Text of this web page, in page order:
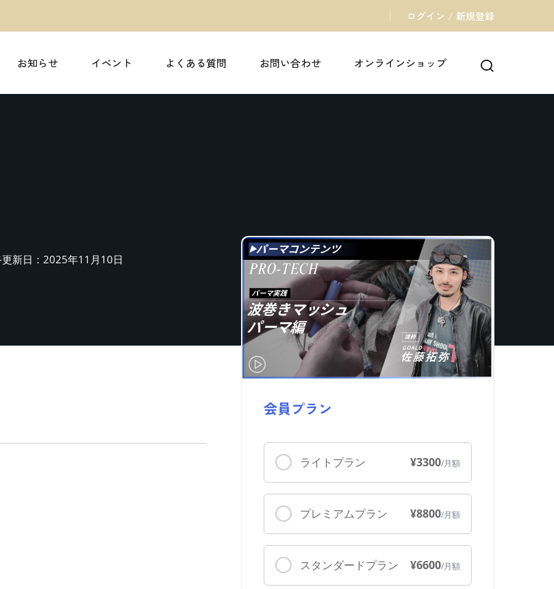
ログイン / 新規登録
お知らせ イベント よくある質問 お問い合わせ オンラインショップ
新日：2025年11月10日
会員プラン
ライトプラン ¥3300
プレミアムプラン ¥8800
スタンダードプラン ¥6600